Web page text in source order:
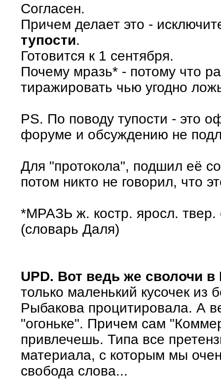
Согласен.
Причем делает это -
тупости.
Готовится к 1 сентября.
Почему мразь* - потому что
тиражировать чью угодно
PS. По поводу тупости - это
форуме и обсуждению не
Для "протокола", подшил её
потом никто не говорил, что
*МРАЗЬ ж. костр. яросл. твер.
(словарь Даля)
UPD. Вот ведь же сволочи
только маленький кусочек из
Рыбакова процитировала. А
"огоньке". Причем сам
привлечешь. Типа все
материала, с которым мы
свобода слова...